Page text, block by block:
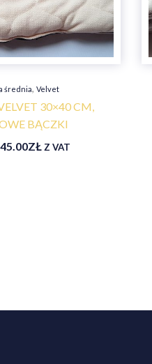
średnia,Velvet
30×40 CM,
BĄCZKI
45.00ZŁ Z VAT